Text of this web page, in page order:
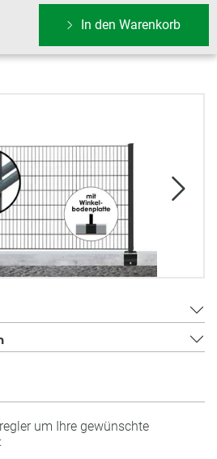
In den Warenkorb
um Ihre gewünschte